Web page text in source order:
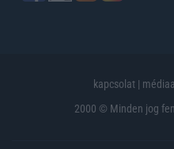
kapcsolat |
2000 © Minden jog